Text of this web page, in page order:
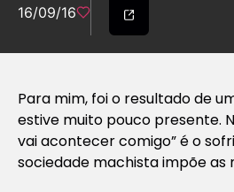
16/09/16
Para mim, foi o resultado de
estive muito pouco presente.
vai acontecer comigo” é o
sociedade machista impõe as